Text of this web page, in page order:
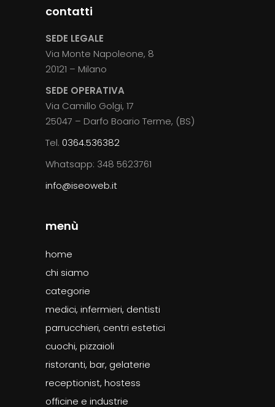
contatti
SEDE LEGALE
Via Monte Napoleone, 8
20121 – Milano
SEDE OPERATIVA
Via Camillo Golgi, 17
25047 – Darfo Boario Terme, (BS)
Tel. 0364.536382
Whatsapp: 348 5623761
info@iseoweb.it
menù
home
chi siamo
categorie
medici, infermieri, dentisti
parrucchieri, centri estetici
cuochi, pizzaioli
ristoranti, bar, gelaterie
receptionist, hostess
officine e industrie